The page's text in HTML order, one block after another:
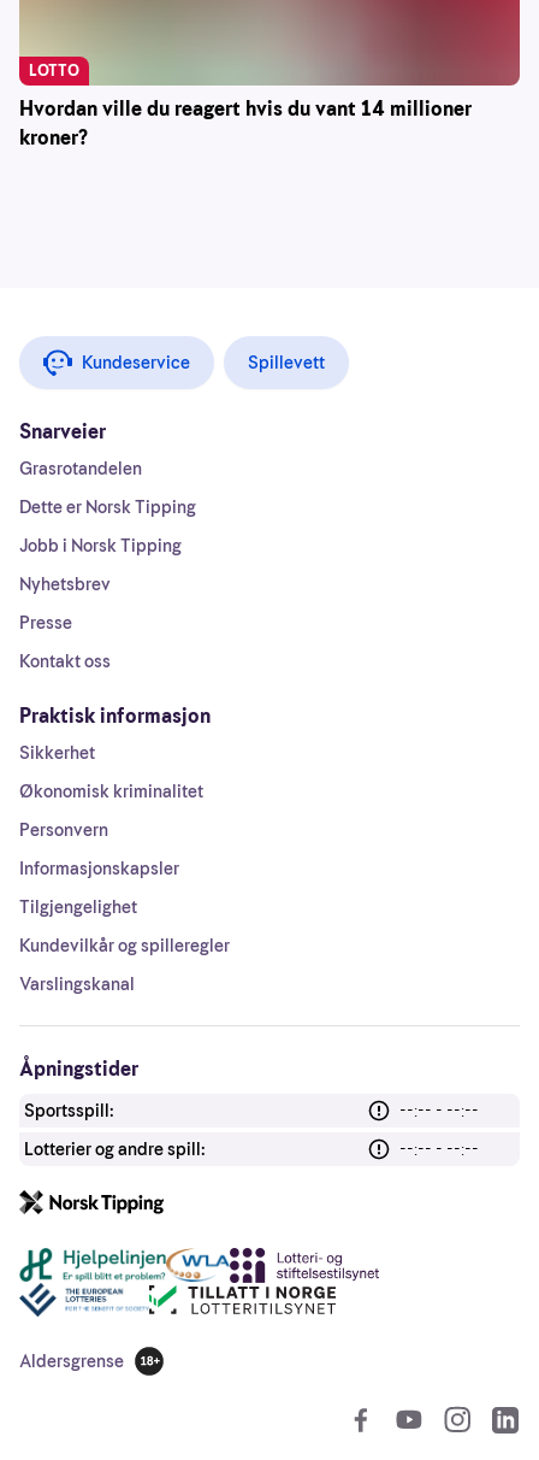
Hvordan ville du reagert hvis du vant 14 millioner
kroner?
LOTTO
Kundeservice Spillevett
Snarveier
Grasrotandelen
Dette er Norsk Tipping
Jobb i Norsk Tipping
Nyhetsbrev
Presse
Kontakt oss
Praktisk informasjon
Sikkerhet
Økonomisk kriminalitet
Personvern
Informasjonskapsler
Tilgjengelighet
Kundevilkår og spilleregler
Varslingskanal
Åpningstider
Sportsspill:
--:-- - --:--
Lotterier og andre spill:
--:-- - --:--
Andre lenker
Aldersgrense
18 år